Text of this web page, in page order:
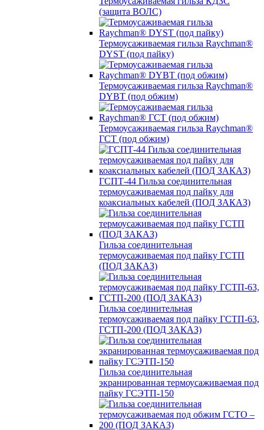
(защита ВОЛС)
Термоусаживаемая гильза Raychman®
DYST (под пайку)
Термоусаживаемая гильза Raychman®
DYBT (под обжим)
Термоусаживаемая гильза Raychman®
ГСТ (под обжим)
ГСПТ-44 Гильза соединительная
термоусаживаемая под пайку для
коаксиальных кабелей (ПОД ЗАКАЗ)
Гильза соединительная
термоусаживаемая под пайку ГСТП
(ПОД ЗАКАЗ)
Гильза соединительная
термоусаживаемая под пайку ГСТП-63,
ГСТП-200 (ПОД ЗАКАЗ)
Гильза соединительная
экранированная термоусаживаемая под
пайку ГСЭТП-150